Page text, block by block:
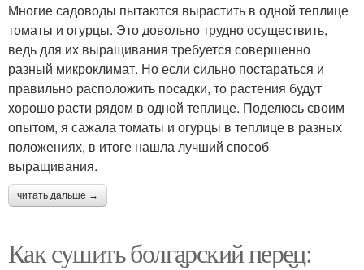
Многие садоводы пытаются вырастить в одной теплице
томаты и огурцы. Это довольно трудно осуществить,
ведь для их выращивания требуется совершенно
разный микроклимат. Но если сильно постараться и
правильно расположить посадки, то растения будут
хорошо расти рядом в одной теплице. Поделюсь своим
опытом, я сажала томаты и огурцы в теплице в разных
положениях, в итоге нашла лучший способ
выращивания.
читать дальше →
Как сушить болгарский перец: